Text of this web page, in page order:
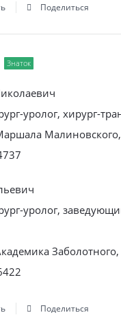
Поделиться
Знаток
уролог, хирург-
уролог,
Поделиться